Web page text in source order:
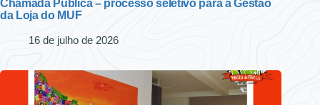
Chamada Pública – processo seletivo para a Gestão
da Loja do MUF
16 de julho de 2026